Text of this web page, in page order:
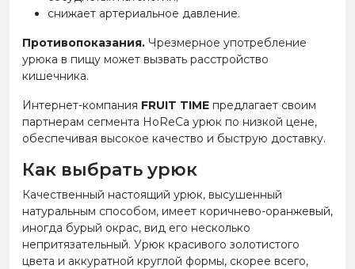
снижает артериальное давление.
Противопоказания. Чрезмерное употребление
урюка в пищу может вызвать расстройство
кишечника.
Интернет-компания FRUIT TIME предлагает своим
партнерам сегмента HoReCa урюк по низкой цене,
обеспечивая высокое качество и быструю доставку.
Как выбрать урюк
Качественный настоящий урюк, высушенный
натуральным способом, имеет коричнево-оранжевый,
иногда бурый окрас, вид его несколько
непритязательный. Урюк красивого золотистого
цвета и аккуратной круглой формы, скорее всего,